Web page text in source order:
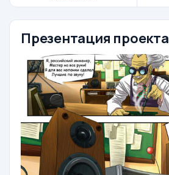
Презентация проекта